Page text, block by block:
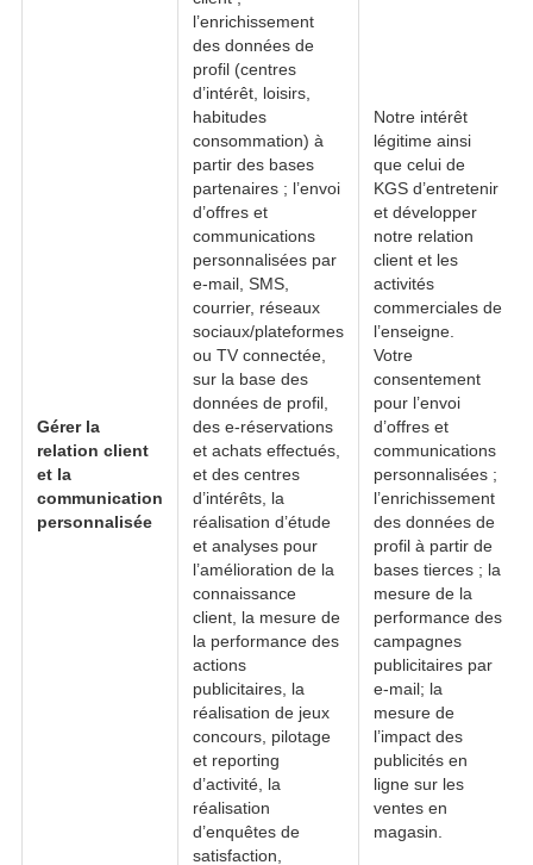
Gérer la
relation client
et la
communication
personnalisée
l’enrichissement
des données de
profil (centres
d’intérêt, loisirs,
habitudes
consommation) à
partir des bases
partenaires ; l’envoi
d’offres et
communications
personnalisées par
e-mail, SMS,
courrier, réseaux
sociaux/plateformes
ou TV connectée,
sur la base des
données de profil,
des e-réservations
et achats effectués,
et des centres
d’intérêts, la
réalisation d’étude
et analyses pour
l’amélioration de la
connaissance
client, la mesure de
la performance des
actions
publicitaires, la
réalisation de jeux
concours, pilotage
et reporting
d’activité, la
réalisation
d’enquêtes de
satisfaction,
Notre intérêt
légitime ainsi
que celui de
KGS d’entretenir
et développer
notre relation
client et les
activités
commerciales de
l’enseigne.
Votre
consentement
pour l’envoi
d’offres et
communications
personnalisées ;
l’enrichissement
des données de
profil à partir de
bases tierces ; la
mesure de la
performance des
campagnes
publicitaires par
e-mail; la
mesure de
l’impact des
publicités en
ligne sur les
ventes en
magasin.